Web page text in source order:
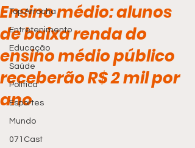
Top Arrocha
Entretenimento
Educação
Saúde
Política
Esportes
Mundo
071Cast
Ensino médio: alunos
de baixa renda do
ensino médio público
receberão R$ 2 mil por
ano